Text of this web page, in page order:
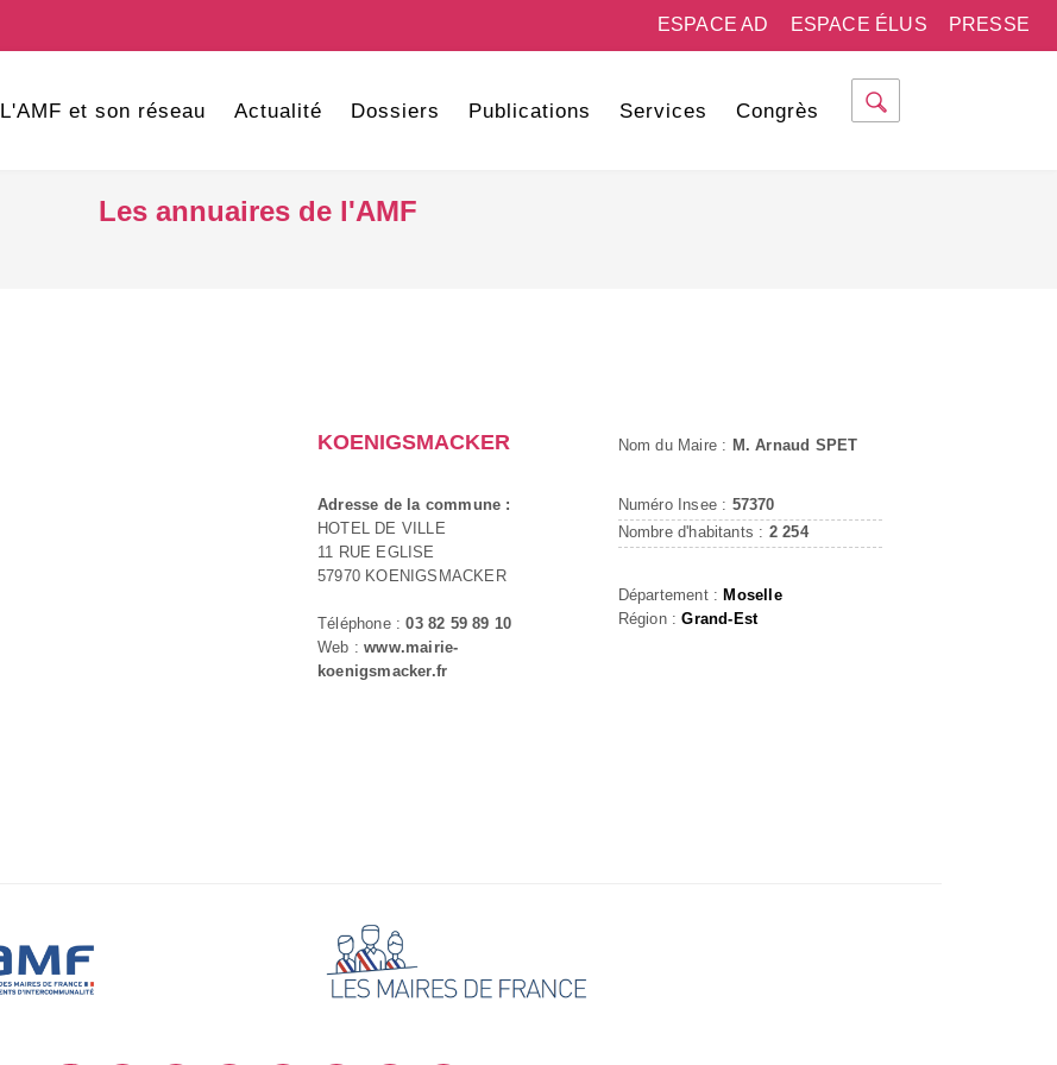
PRESSE
ESPACE ÉLUS
ESPACE AD
L'AMF et son réseau Actualité Dossiers Publications Services Congrès
Les annuaires de l'AMF
KOENIGSMACKER
Adresse de la commune :
HOTEL DE VILLE
11 RUE EGLISE
57970 KOENIGSMACKER
Téléphone :03 82 59 89 10
Web :www.mairie-
koenigsmacker.fr
Nom du Maire : M. Arnaud SPET
Numéro Insee : 57370
Nombre d'habitants : 2 254
Département : Moselle
Région :Grand-Est